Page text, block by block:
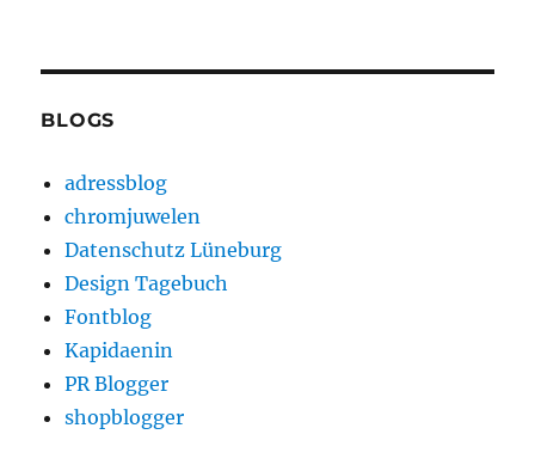
BLOGS
adressblog
chromjuwelen
Datenschutz Lüneburg
Design Tagebuch
Fontblog
Kapidaenin
PR Blogger
shopblogger